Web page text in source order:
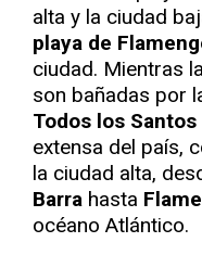
alta y la ciudad
playa de
ciudad. Mientras
son bañadas por
Todos los Santos
extensa del país,
la ciudad alta,
Barra hasta
océano Atlántico.